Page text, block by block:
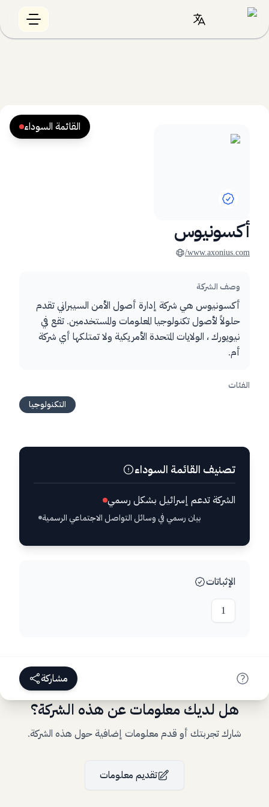
القائمة السوداء
أكسونيوس
www.axonius.com/
وصف الشركة
أكسونيوس هي شركة إدارة أصول الأمن السيبراني تقدم
حلولاً لأصول تكنولوجيا المعلومات والمستخدمين. تقع في
نيويورك ، الولايات المتحدة الأمريكية ولا تمتلكها أي شركة
أم.
الفئات
التكنولوجيا
تصنيف القائمة السوداء
الشركة تدعم إسرائيل بشكل رسمي
بيان رسمي في وسائل التواصل الاجتماعي الرسمية
الإثباتات
1
مشاركة
هل لديك معلومات عن هذه الشركة؟
شارك تجربتك أو قدم معلومات إضافية حول هذه الشركة.
تقديم معلومات